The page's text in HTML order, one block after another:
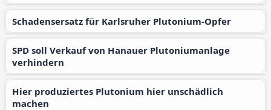
Schadensersatz für Karlsruher Plutonium-Opfer
SPD soll Verkauf von Hanauer Plutoniumanlage
verhindern
Hier produziertes Plutonium hier unschädlich
machen